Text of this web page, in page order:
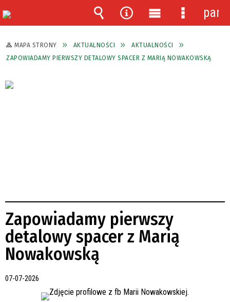
MAPA STRONY AKTUALNOŚCI
AKTUALNOŚCI
ZAPOWIADAMY PIERWSZY DETALOWY SPACER Z MARIĄ NOWAKOWSKĄ
Zapowiadamy pierwszy
detalowy spacer z Marią
Nowakowską
07-07-2026
Wyszukiwarka
Narzędzia
Menu
główne
Menu